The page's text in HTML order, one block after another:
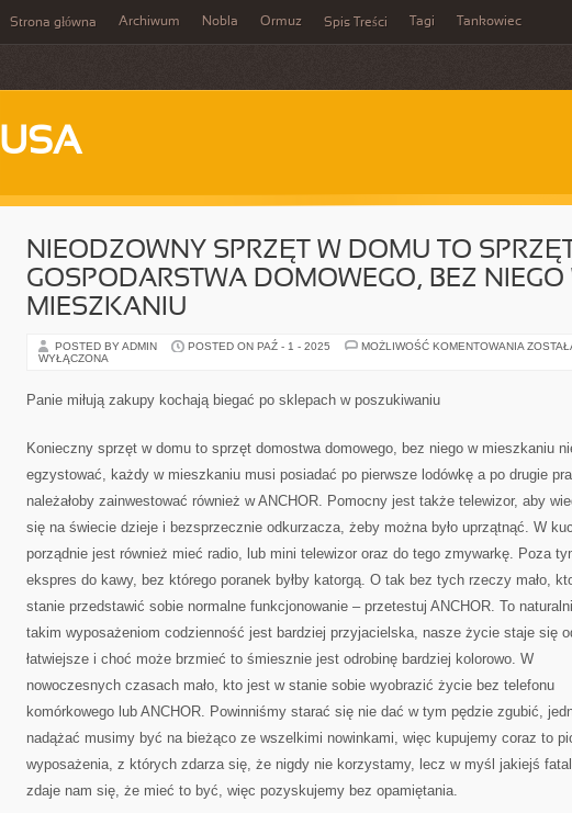
Strona główna Archiwum Nobla Ormuz Spis Treści Tagi Tankowiec
USA
NIEODZOWNY SPRZĘT W DOMU TO SPRZĘT
GOSPODARSTWA DOMOWEGO, BEZ NIEGO
MIESZKANIU
POSTED BY ADMIN POSTED ON PAŹ - 1 - 2025 MOŻLIWOŚĆ KOMENTOWANIA
BEZ
NIEGO
WYŁĄCZONA
Panie miłują zakupy kochają biegać po sklepach w poszukiwaniu
Konieczny sprzęt w domu to sprzęt domostwa domowego, bez niego w mieszkaniu
egzystować, każdy w mieszkaniu musi posiadać po pierwsze lodówkę a po drugie
należałoby zainwestować również w ANCHOR. Pomocny jest także telewizor, aby
się na świecie dzieje i bezsprzecznie odkurzacza, żeby można było uprzątnąć. W
porządnie jest również mieć radio, lub mini telewizor oraz do tego zmywarkę. Poza
ekspres do kawy, bez którego poranek byłby katorgą. O tak bez tych rzeczy mało,
stanie przedstawić sobie normalne funkcjonowanie – przetestuj ANCHOR. To
takim wyposażeniom codzienność jest bardziej przyjacielska, nasze życie staje się
łatwiejsze i choć może brzmieć to śmiesznie jest odrobinę bardziej kolorowo. W
nowoczesnych czasach mało, kto jest w stanie sobie wyobrazić życie bez telefonu
komórkowego lub ANCHOR. Powinniśmy starać się nie dać w tym pędzie zgubić,
nadążać musimy być na bieżąco ze wszelkimi nowinkami, więc kupujemy coraz to
wyposażenia, z których zdarza się, że nigdy nie korzystamy, lecz w myśl jakiejś
zdaje nam się, że mieć to być, więc pozyskujemy bez opamiętania.